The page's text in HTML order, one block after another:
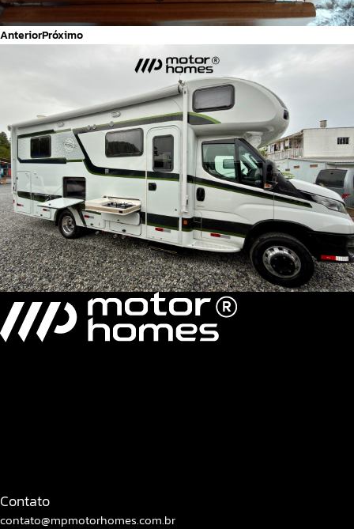
AnteriorPróximo
MH Sprinter 7.3 SI/ Slide Out
Contato
contato@mpmotorhomes.com.br